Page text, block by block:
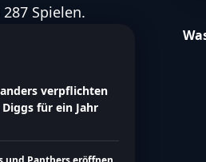
Spielen.
verpflichten
für ein Jahr